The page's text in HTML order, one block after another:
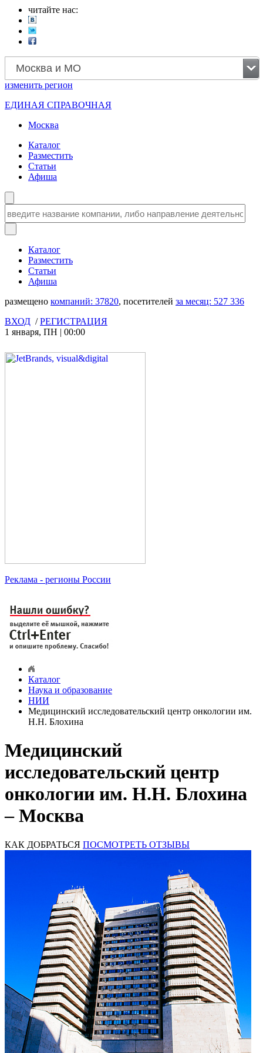
читайте нас:
Москва и МО
изменить регион
ЕДИНАЯ СПРАВОЧНАЯ
Москва
Каталог
Разместить
Статьи
Афиша
Каталог
Разместить
Статьи
Афиша
размещено компаний: 37820, посетителей за месяц: 527 336
ВХОД /РЕГИСТРАЦИЯ
1 января, ПН | 00:00
Реклама - регионы России
Каталог
Наука и образование
НИИ
Медицинский исследовательский центр онкологии им.
Н.Н. Блохина
Медицинский
исследовательский центр
онкологии им. Н.Н. Блохина
– Москва
КАК ДОБРАТЬСЯ ПОСМОТРЕТЬ ОТЗЫВЫ